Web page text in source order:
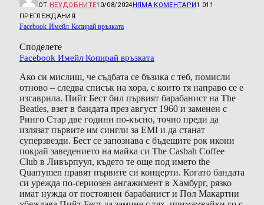
ОТ НЕУДОБНИТЕ10/08/2024НЯМА КОМЕНТАРИ1 011
ПРЕГЛЕЖДАНИЯ
Facebook Имейл Копирай връзката
Споделете
Facebook Имейл Копирай връзката
Ако си мислиш, че съдбата се бъзика с теб, помисли
отново – следва списък на хора, с които тя направо се е
изгаврила. Пийт Бест бил първият барабанист на The
Beatles, взет в бандата през август 1960 и заменен с
Ринго Стар две години по-късно, точно преди да
излязат първите им сингли за EMI и да станат
суперзвезди. Бест се запознава с бъдещите рок икони
покрай заведението на майка си The Casbah Coffee
Club в Ливърпуул, където те още под името the
Quarrymen правят първите си концерти. Когато бандата
си урежда по-сериозен ангажимент в Хамбург, рязко
имат нужда от постоянен барабанист и Пол Макартни